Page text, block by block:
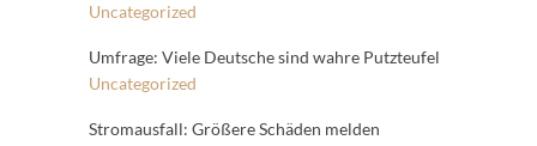
Uncategorized
Umfrage: Viele Deutsche sind wahre Putzteufel
Uncategorized
Stromausfall: Größere Schäden melden